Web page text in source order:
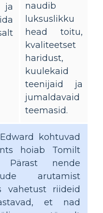
naudib
luksuslikku
head toitu,
kvaliteetset
haridust,
kuulekaid
teenijaid ja
jumaldavaid
teemasid.
kohtuvad
hoiab Tomilt
Pärast nende
arutamist
vahetust riideid
et nad